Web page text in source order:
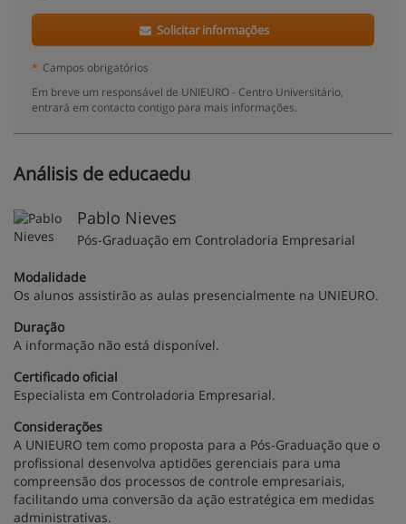
Solicitar informações
* Campos obrigatórios
Em breve um responsável de UNIEURO - Centro Universitário,
entrará em contacto contigo para mais informações.
Análisis de educaedu
Pablo Nieves
Pós-Graduação em Controladoria Empresarial
Modalidade
Os alunos assistirão as aulas presencialmente na UNIEURO.
Duração
A informação não está disponível.
Certificado oficial
Especialista em Controladoria Empresarial.
Considerações
A UNIEURO tem como proposta para a Pós-Graduação que o
profissional desenvolva aptidões gerenciais para uma
compreensão dos processos de controle empresariais,
facilitando uma conversão da ação estratégica em medidas
administrativas.